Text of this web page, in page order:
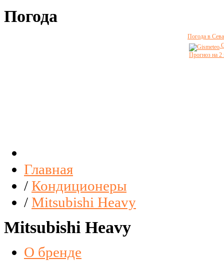
Погода
Погода в
Прогноз на 2
Главная
/ Кондиционеры
/ Mitsubishi Heavy
Mitsubishi Heavy
О бренде